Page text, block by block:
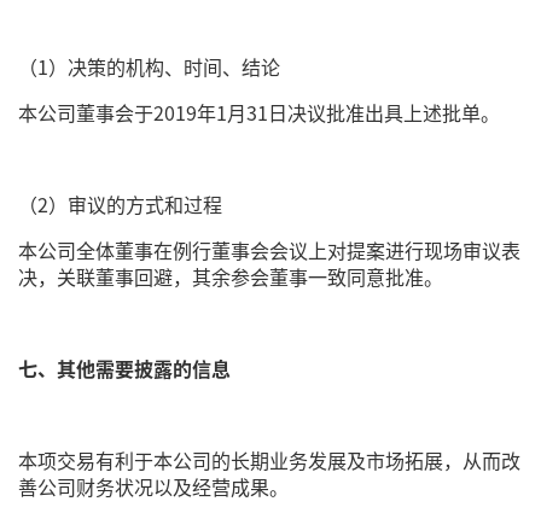
（1）决策的机构、时间、结论
本公司董事会于2019年1月31日决议批准出具上述批单。
（2）审议的方式和过程
本公司全体董事在例行董事会会议上对提案进行现场审议表
决，关联董事回避，其余参会董事一致同意批准。
七、其他需要披露的信息
本项交易有利于本公司的长期业务发展及市场拓展，从而改
善公司财务状况以及经营成果。